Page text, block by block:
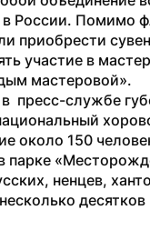
России. Помимо
приобрести
участие в
мастеровой».
пресс-службе
около 150
парке
ненцев,